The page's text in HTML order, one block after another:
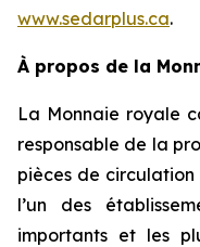
www.sedarplus.ca.
À propos de la
La Monnaie royale
responsable de la
pièces de circulation
l’un des
importants et les